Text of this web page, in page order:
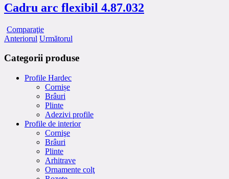
Cadru arc flexibil 4.87.032
Comparaţie
Anteriorul Următorul
Categorii produse
Profile Hardec
Cornișe
Brâuri
Plinte
Adezivi profile
Profile de interior
Cornişe
Brâuri
Plinte
Arhitrave
Ornamente colţ